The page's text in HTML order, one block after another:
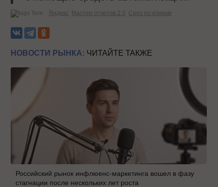
Теги: Яндекс Мастер отчетов 2.0 Срез по кликам
НОВОСТИ РЫНКА: ЧИТАЙТЕ ТАКЖЕ
Российский рынок инфлюенс-маркетинга вошел в фазу
стагнации после нескольких лет роста